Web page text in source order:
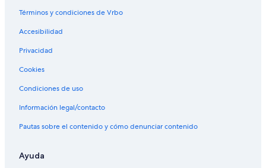
Términos y condiciones de Vrbo
Accesibilidad
Privacidad
Cookies
Condiciones de uso
Información legal/contacto
Pautas sobre el contenido y cómo denunciar contenido
Ayuda